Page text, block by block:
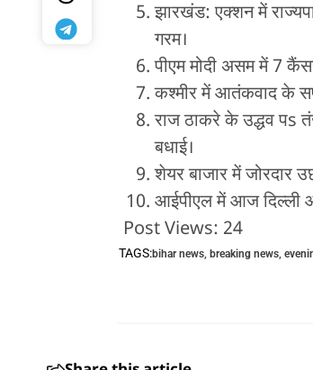
झारखंड: एक्शन में
गरम।
पीएम मोदी असम में 7
कश्मीर में आतंकवाद के
राज ठाकरे के उद्धव पs
बधाई।
शेयर बाजार में
आईपीएल में आज दिल्ली
Post Views: 24
TAGS:bihar news, breaking news,